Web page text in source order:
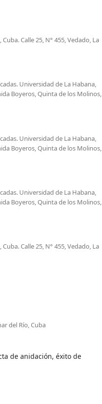
Calle 25, N° 455, Vedado, La
Universidad de La Habana,
Boyeros, Quinta de los Molinos,
Universidad de La Habana,
Boyeros, Quinta de los Molinos,
Universidad de La Habana,
Boyeros, Quinta de los Molinos,
Calle 25, N° 455, Vedado, La
del Río, Cuba
de anidación, éxito de